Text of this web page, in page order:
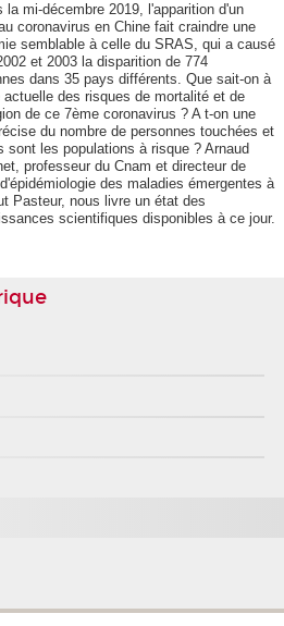
la mi-décembre 2019, l'apparition d'un
coronavirus en Chine fait craindre une
semblable à celle du SRAS, qui a causé
et 2003 la disparition de 774
dans 35 pays différents. Que sait-on à
actuelle des risques de mortalité et de
de ce 7ème coronavirus ? A t-on une
du nombre de personnes touchées et
sont les populations à risque ? Arnaud
professeur du Cnam et directeur de
des maladies émergentes à
Pasteur, nous livre un état des
scientifiques disponibles à ce jour.